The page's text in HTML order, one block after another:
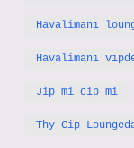
Havalimanı
Havalimanı
Jip mi cip mi
Thy Cip